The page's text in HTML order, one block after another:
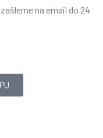
na email do 24